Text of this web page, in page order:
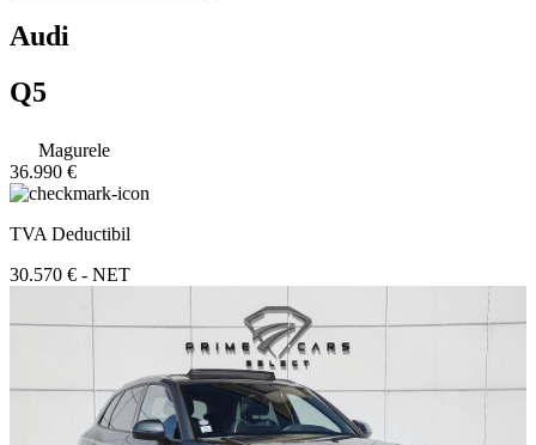
Audi
Q5
Magurele
36.990 €
TVA Deductibil
30.570 € - NET